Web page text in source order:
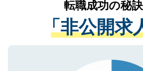
は、個人情報の取り扱いに
管理基準を満たした事業者
る、プライバシーマークを
ご登録いただいた個人情報
で、機密保持に関してもご
経験をまじえながら、適切
させていただきます。すぐ
ない方には、長期的なサポ
ので、まずはご登録くださ
転職成功の秘
「非公開求